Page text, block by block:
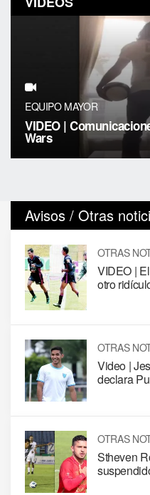
EQUIPO MAYOR
VIDEO |
Wars
Avisos / Otras
OTRAS
VIDEO |
otro
OTRAS
Video |
declara
OTRAS
Stheven